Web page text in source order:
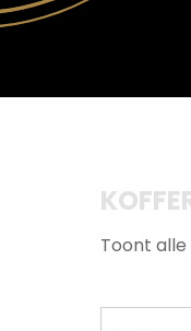
Toont